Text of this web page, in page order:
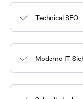
Technical SEO
Moderne IT-